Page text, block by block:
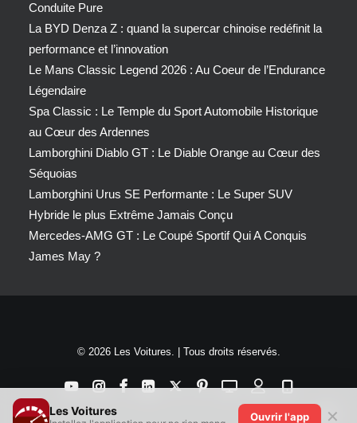
Conduite Pure
La BYD Denza Z : quand la supercar chinoise redéfinit la
performance et l’innovation
Le Mans Classic Legend 2026 : Au Coeur de l’Endurance
Légendaire
Spa Classic : Le Temple du Sport Automobile Historique
au Cœur des Ardennes
Lamborghini Diablo GT : Le Diable Orange au Cœur des
Séquoias
Lamborghini Urus SE Performante : Le Super SUV
Hybride le plus Extrême Jamais Conçu
Mercedes-AMG GT : Le Coupé Sportif Qui A Conquis
James May ?
© 2026 Les Voitures. | Tous droits réservés.
Les Voitures Ouvrir l'app ✕